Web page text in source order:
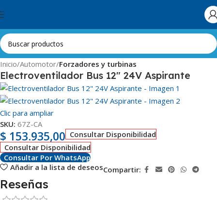
Skip to navigation
Inicio Automotor Forzadores y turbinas
Electroventilador Bus 12″ 24V Aspirante
Clic para ampliar
SKU: 67Z-CA
$ 153.935,00 Consultar Disponibilidad
Consultar Disponibilidad
Consultar Por WhatsApp
Añadir a la lista de deseosCompartir:
Reseñas